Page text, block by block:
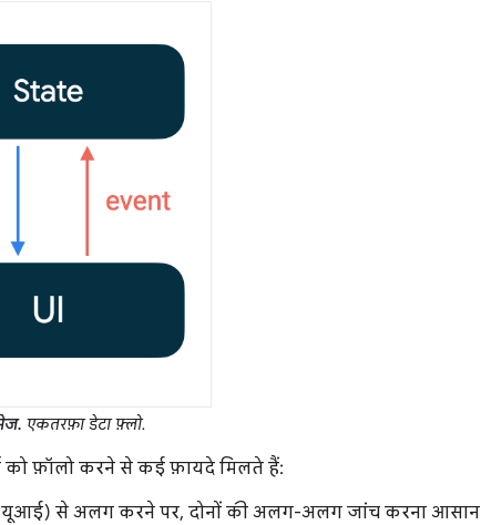
एकतरफ़ा डेटा फ़्लो.
को फ़ॉलो करने से कई फ़ायदे मिलते हैं:
से अलग करने पर, दोनों की अलग-अलग जांच करना आसान